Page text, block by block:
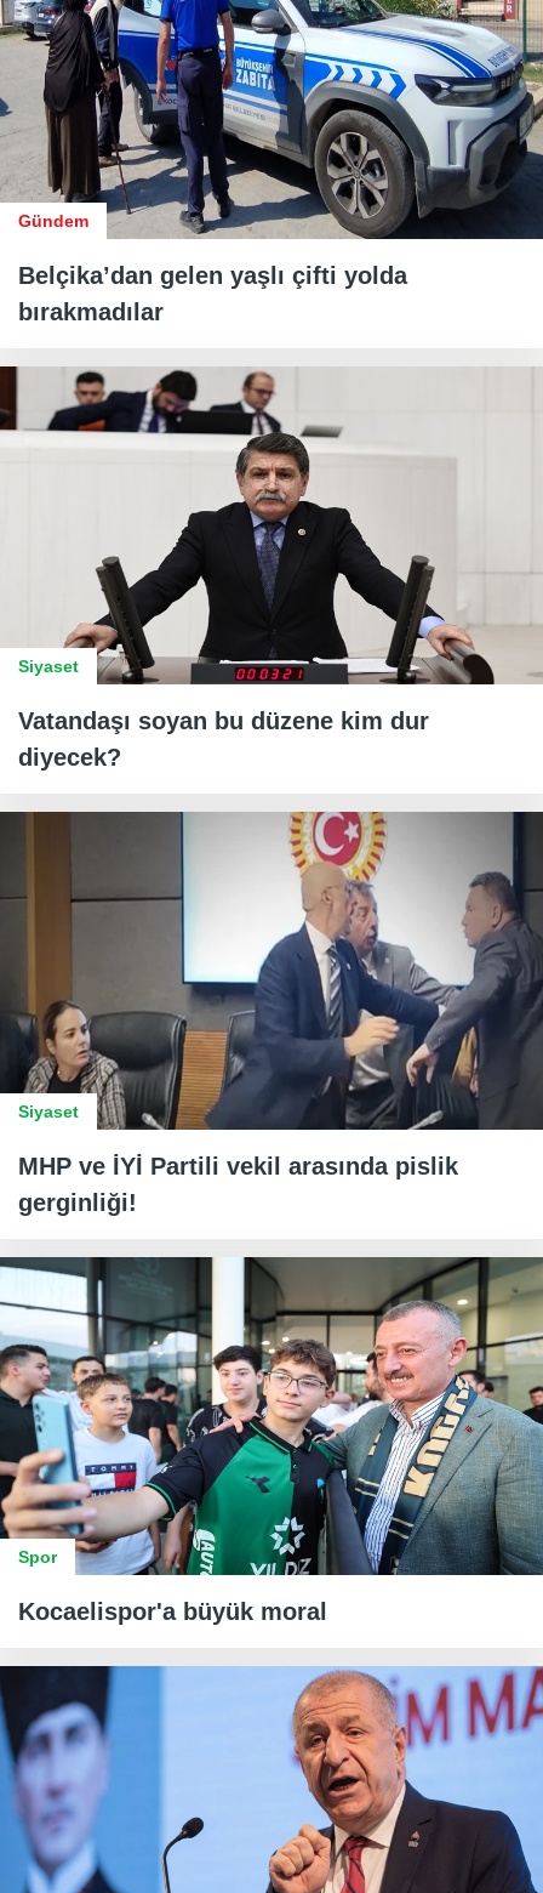
Gündem
Belçika’dan gelen yaşlı çifti yolda
bırakmadılar
Siyaset
Vatandaşı soyan bu düzene kim dur
diyecek?
Siyaset
MHP ve İYİ Partili vekil arasında pislik
gerginliği!
Spor
Kocaelispor'a büyük moral